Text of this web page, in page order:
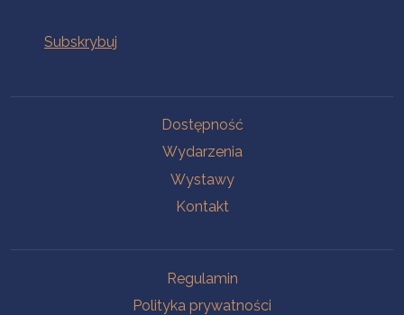
Dostępność
Wydarzenia
Wystawy
Kontakt
Regulamin
Polityka prywatności